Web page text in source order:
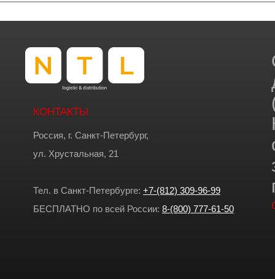
КОНТАКТЫ
Россия, г. Санкт-Петербург,
ул. Хрустальная, 21
Тел. в Санкт-Петербурге: +7-(812) 309-96-99
БЕСПЛАТНО по всей России: 8-(800) 777-61-50